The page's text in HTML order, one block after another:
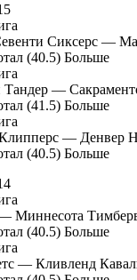
Сиксерс —
(40.5) Больше
—
(41.5) Больше
— Денвер
(40.5) Больше
Миннесота
(40.5) Больше
— Кливленд